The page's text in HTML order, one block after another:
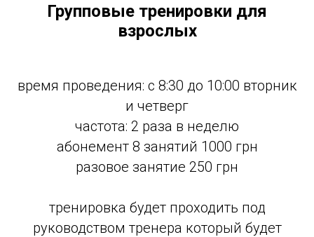
Групповые тренировки для
взрослых
время проведения: с 8:30 до 10:00 вторник
и четверг
частота: 2 раза в неделю
абонемент 8 занятий 1000 грн
разовое занятие 250 грн
тренировка будет проходить под
руководством тренера который будет